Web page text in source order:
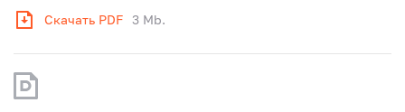
Скачать PDF 3 Mb.